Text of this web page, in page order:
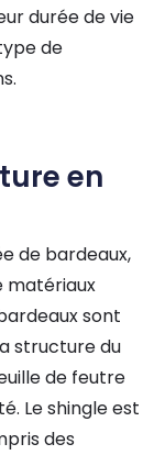
durée de vie
de
en
de bardeaux,
matériaux
sont
structure du
de feutre
Le shingle est
des